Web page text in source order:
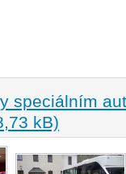
speciálním
kB)